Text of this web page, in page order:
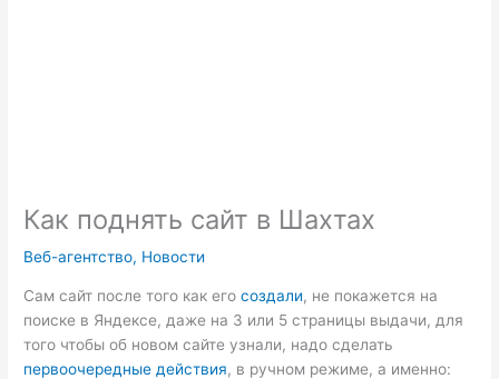
Как поднять сайт в Шахтах
Веб-агентство, Новости
Сам сайт после того как егосоздали, не покажется на
поиске в Яндексе, даже на 3 или 5 страницы выдачи, для
того чтобы об новом сайте узнали, надо сделать
первоочередные действия, в ручном режиме, а именно: